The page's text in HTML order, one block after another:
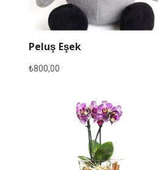
Peluş Eşek
₺800,00